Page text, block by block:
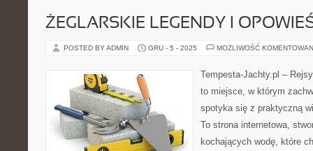
ŻEGLARSKIE LEGENDY I
POSTED BY ADMIN GRU - 5 - 2025 MOŻLIWOŚĆ
Tempesta-Jachty.pl –
to miejsce, w którym
spotyka się z praktyczną
To strona internetowa,
kochających wodę, które